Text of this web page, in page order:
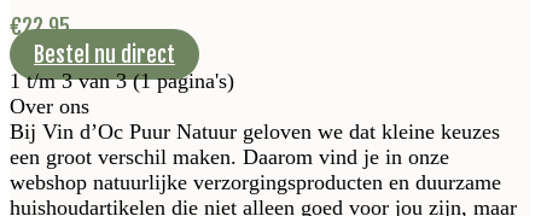
€22,95
Bestel nu direct
1 t/m 3 van 3 (1 pagina's)
Over ons
Bij Vin d’Oc Puur Natuur geloven we dat kleine keuzes
een groot verschil maken. Daarom vind je in onze
webshop natuurlijke verzorgingsproducten en duurzame
huishoudartikelen die niet alleen goed voor jou zijn, maar